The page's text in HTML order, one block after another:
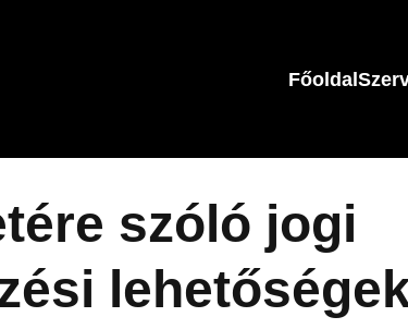
Főoldal
szóló jogi